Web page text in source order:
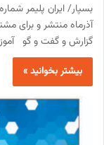
آذرماه منتشر و برای
گزارش و گفت و گو
بیشتر بخوانید »